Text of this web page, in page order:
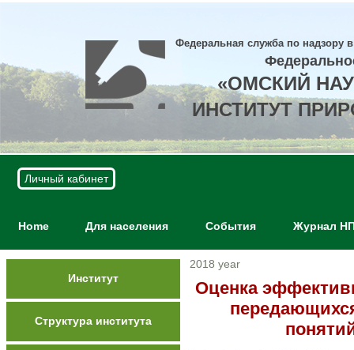
Федеральная служба по надзору
«ОМСКИЙ
ИНСТИТУТ
Личный кабинет
Home Для населения События Журнал
Институт
Структура института
2018 year
Оценка